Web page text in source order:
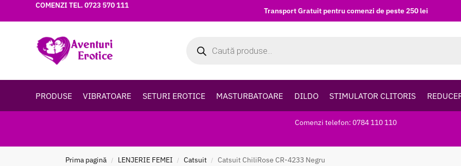
COMENZI TEL.0723 570 111
Transport Gratuit pentru comenzi de peste 250 lei
PRODUSE VIBRATOARE SETURI EROTICE MASTURBATOARE DILDO STIMULATOR CLITORIS
Comenzi telefon: 0784 110 110
Prima pagină / LENJERIE FEMEI / Catsuit / Catsuit ChiliRose CR-4233 Negru